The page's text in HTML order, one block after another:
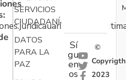
SERVICIOS
CIUDADANÍA
DATOS
PARA LA
PAZ
Sí
gu
en
os
©
Copyrigth
2023